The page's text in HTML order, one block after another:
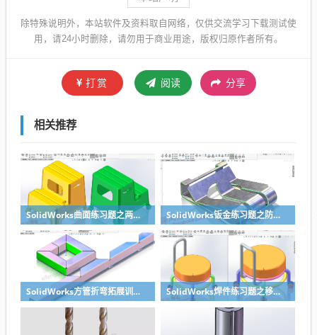
除特殊说明外，本站软件及资料取自网络，仅供交流学习下载测试使
用，请24小时删除，请勿用于商业用途，版权归原作者所有。
打赏 阅读 分享
相关推荐
SolidWorks曲面练习题之两步踢凳建模，看似曲面实则特征 SolidWorks钣金练习题之防松档卡建模，钣金命令综合练习
SolidWorks方管折弯拓展训练，你会了吗？ SolidWorks焊件练习题之移动小矮凳，思路对了就不难